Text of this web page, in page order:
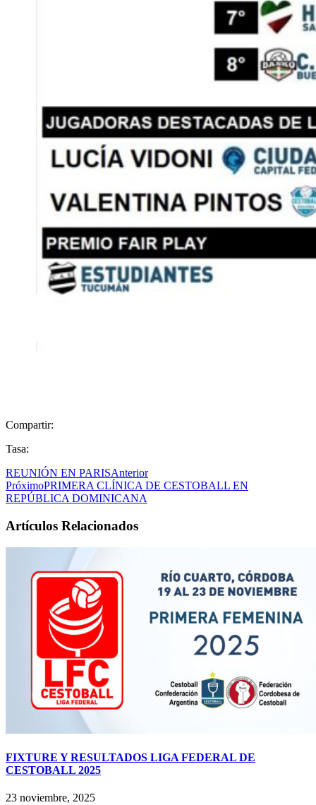
Compartir:
Tasa:
REUNIÓN EN PARISAnterior
PróximoPRIMERA CLÍNICA DE CESTOBALL EN
REPÚBLICA DOMINICANA
Artículos Relacionados
FIXTURE Y RESULTADOS LIGA FEDERAL DE
CESTOBALL 2025
23 noviembre, 2025